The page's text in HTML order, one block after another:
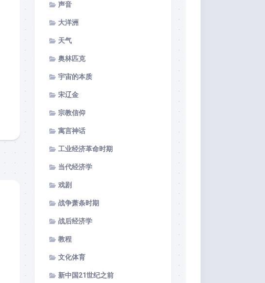
声音
大洋洲
天气
奥林匹克
宇宙的本质
宋辽金
宗教信仰
寓言神话
工业经济革命时期
当代经济学
戏剧
战争萧条时期
战后经济学
教程
文化体育
新中国21世纪之前